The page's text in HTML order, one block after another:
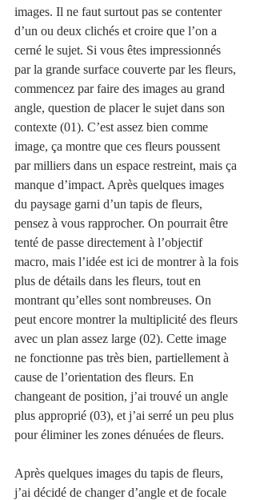
images. Il ne faut surtout pas se contenter
d’un ou deux clichés et croire que l’on a
cerné le sujet. Si vous êtes impressionnés
par la grande surface couverte par les fleurs,
commencez par faire des images au grand
angle, question de placer le sujet dans son
contexte (01). C’est assez bien comme
image, ça montre que ces fleurs poussent
par milliers dans un espace restreint, mais ça
manque d’impact. Après quelques images
du paysage garni d’un tapis de fleurs,
pensez à vous rapprocher. On pourrait être
tenté de passe directement à l’objectif
macro, mais l’idée est ici de montrer à la fois
plus de détails dans les fleurs, tout en
montrant qu’elles sont nombreuses. On
peut encore montrer la multiplicité des fleurs
avec un plan assez large (02). Cette image
ne fonctionne pas très bien, partiellement à
cause de l’orientation des fleurs. En
changeant de position, j’ai trouvé un angle
plus approprié (03), et j’ai serré un peu plus
pour éliminer les zones dénuées de fleurs.
Après quelques images du tapis de fleurs,
j’ai décidé de changer d’angle et de focale